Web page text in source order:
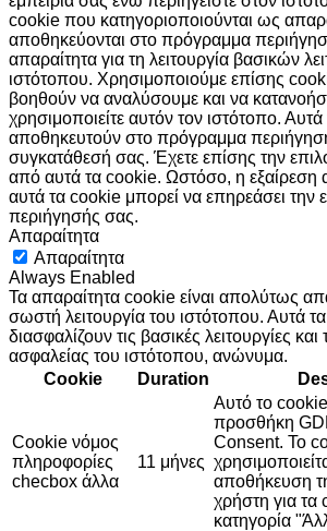
cookie που κατηγοριοποιούνται ως
αποθηκεύονται στο πρόγραμμα
απαραίτητα για τη λειτουργία βασικών
ιστότοπου. Χρησιμοποιούμε επίσης
βοηθούν να αναλύσουμε και να
χρησιμοποιείτε αυτόν τον ιστότοπο.
αποθηκευτούν στο πρόγραμμα
συγκατάθεσή σας. Έχετε επίσης την
από αυτά τα cookie. Ωστόσο, η εξαίρεση
αυτά τα cookie μπορεί να επηρεάσει την
περιήγησής σας.
Απαραίτητα
Απαραίτητα
Always Enabled
Τα απαραίτητα cookie είναι απολύτως
σωστή λειτουργία του ιστότοπου. Αυτά
διασφαλίζουν τις βασικές λειτουργίες
ασφαλείας του ιστότοπου, ανώνυμα.
Cookie
Duration
Cookie νόμος
πληροφορίες
checbox άλλα
11 μήνες
Αυτό το cookie
προσθήκη
Consent. Το
αποθήκευση
χρήστη για τα
κατηγορία